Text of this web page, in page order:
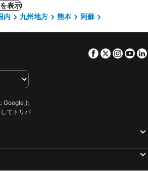
表示
内 九州地方 熊本
阿蘇
Facebook
Twitter
Google上
てトリバ